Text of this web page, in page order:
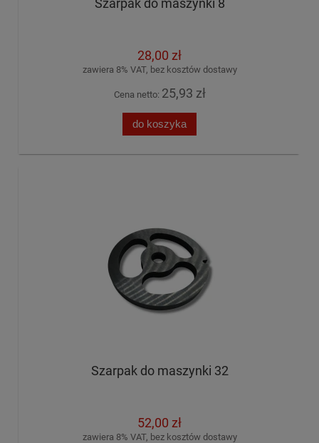
Szarpak do maszynki 8
28,00 zł
zawiera 8% VAT, bez kosztów dostawy
Cena netto: 25,93 zł
do koszyka
Szarpak do maszynki 32
52,00 zł
zawiera 8% VAT, bez kosztów dostawy